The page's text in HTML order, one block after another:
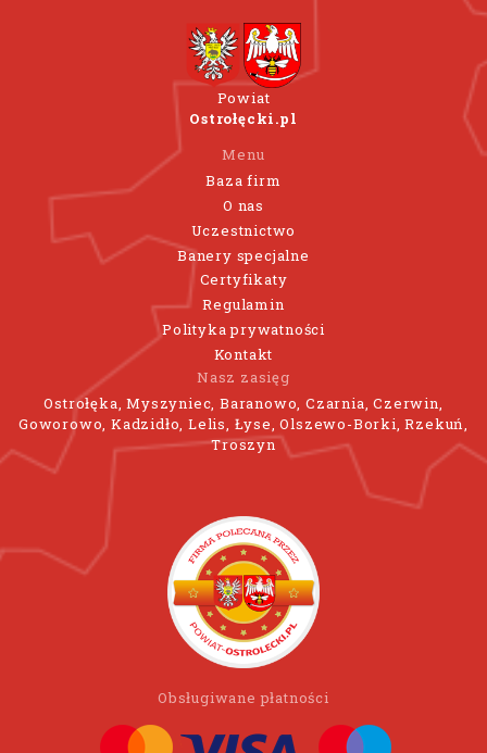
Powiat
Ostrołęcki.pl
Menu
Baza firm
O nas
Uczestnictwo
Banery specjalne
Certyfikaty
Regulamin
Polityka prywatności
Kontakt
Nasz zasięg
Ostrołęka, Myszyniec, Baranowo, Czarnia, Czerwin,
Goworowo, Kadzidło, Lelis, Łyse, Olszewo-Borki, Rzekuń,
Troszyn
Obsługiwane płatności